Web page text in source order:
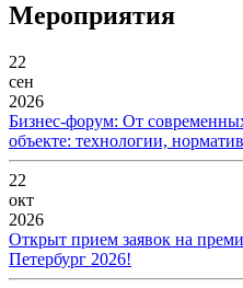
Мероприятия
22
сен
2026
Бизнес-форум: От
объекте: технологии,
22
окт
2026
Открыт прием заявок на
Петербург 2026!